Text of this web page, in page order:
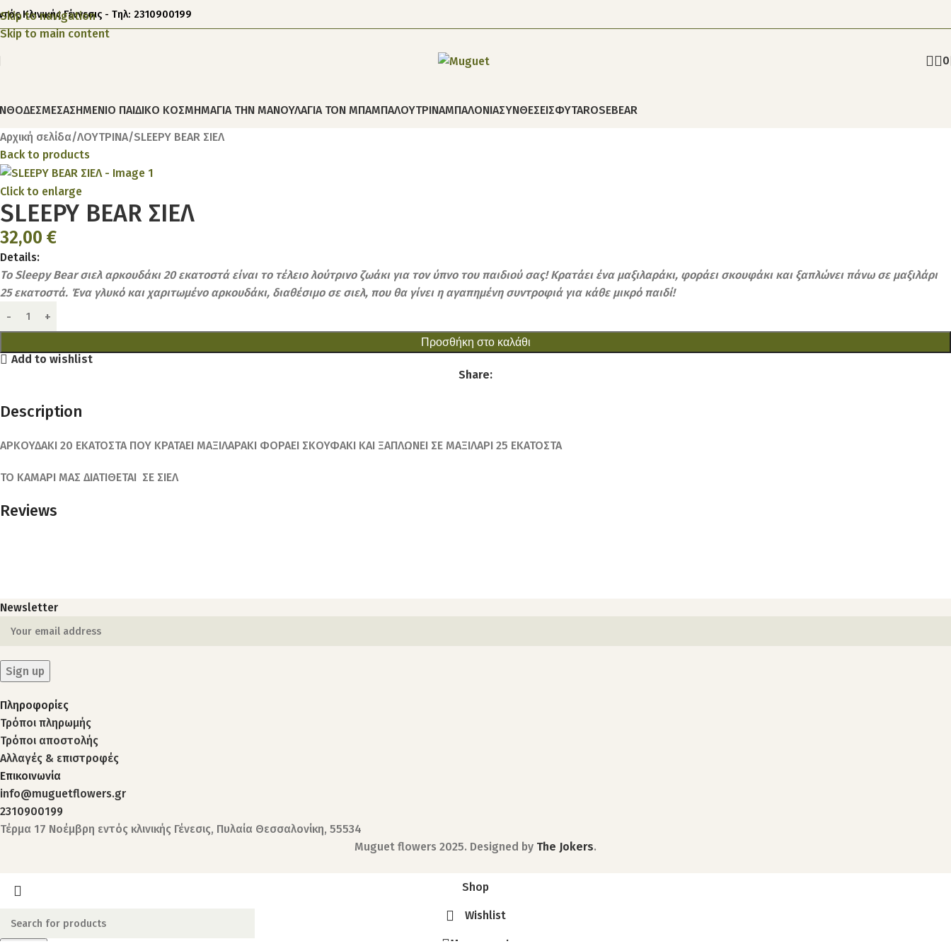
Skip to navigation
Skip to main content
Κλινικής Γέννεσις - Τηλ: 2310900199
0
ΑΣΗΜΕΝΙΟ ΠΑΙΔΙΚΟ ΚΟΣΜΗΜΑΓΙΑ ΤΗΝ ΜΑΝΟΥΛΑΓΙΑ ΤΟΝ ΜΠΑΜΠΑΛΟΥΤΡΙΝΑΜΠΑΛΟΝΙΑΣΥΝΘΕΣΕΙΣΦΥΤΑROSEBEAR
Αρχική σελίδα ΛΟΥΤΡΙΝΑ SLEEPY BEAR ΣΙΕΛ
Back to products
Click to enlarge
SLEEPY BEAR ΣΙΕΛ
32,00 €
Details:
Το Sleepy Bear σιελ αρκουδάκι 20 εκατοστά είναι το τέλειο λούτρινο ζωάκι για τον ύπνο του παιδιού σας! Κρατάει ένα μαξιλαράκι, φοράει σκουφάκι και ξαπλώνει πάνω σε μαξιλάρι
25 εκατοστά. Ένα γλυκό και χαριτωμένο αρκουδάκι, διαθέσιμο σε σιελ, που θα γίνει η αγαπημένη συντροφιά για κάθε μικρό παιδί!
Προσθήκη στο καλάθι
Add to wishlist
Share:
Description
ΑΡΚΟΥΔΑΚΙ 20 ΕΚΑΤΟΣΤΑ ΠΟΥ ΚΡΑΤΑΕΙ ΜΑΞΙΛΑΡΑΚΙ ΦΟΡΑΕΙ ΣΚΟΥΦΑΚΙ ΚΑΙ ΞΑΠΛΩΝΕΙ ΣΕ ΜΑΞΙΛΑΡΙ 25 ΕΚΑΤΟΣΤΑ
ΤΟ ΚΑΜΑΡΙ ΜΑΣ ΔΙΑΤΙΘΕΤΑΙ ΣΕ ΣΙΕΛ
Reviews
Newsletter
Πληροφορίες
Τρόποι πληρωμής
Τρόποι αποστολής
Αλλαγές & επιστροφές
Επικοινωνία
info@muguetflowers.gr
2310900199
Τέρμα 17 Νοέμβρη εντός κλινικής Γένεσις, Πυλαία Θεσσαλονίκη, 55534
Muguet flowers 2025. Designed by The Jokers.
Shop
Wishlist
My account